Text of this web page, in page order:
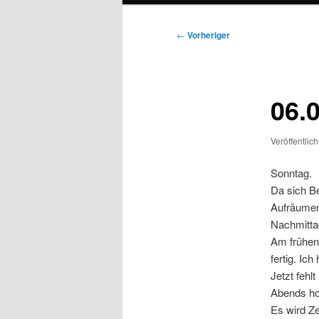
Beitragsnavigation
← Vorheriger
Sonntag.
Da sich
Am
fertig. Ich
Jetzt fehlt
Abends
Es wird